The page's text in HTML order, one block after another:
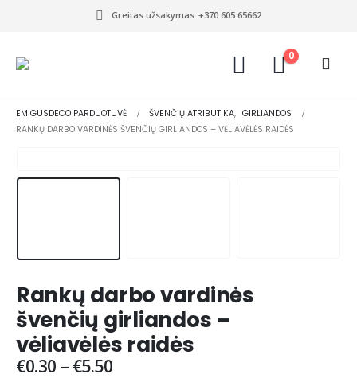
Greitas užsakymas +370 605 65662
0
EMIGUSDECO PARDUOTUVĖ ŠVENČIŲ ATRIBUTIKA, GIRLIANDOS
RANKŲ DARBO VARDINĖS ŠVENČIŲ GIRLIANDOS – VĖLIAVĖLĖS RAIDĖS
Rankų darbo vardinės
švenčių girliandos –
vėliavėlės raidės
€0.30 – €5.50